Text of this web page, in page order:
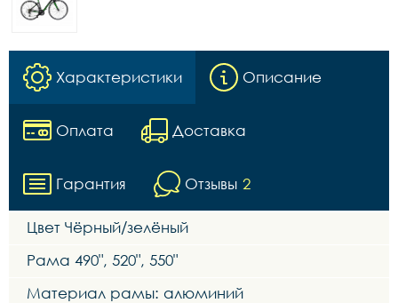
Характеристики Описание
Оплата Доставка
Гарантия Отзывы 2
Цвет Чёрный/зелёный
Рама 490", 520", 550"
Материал рамы: алюминий